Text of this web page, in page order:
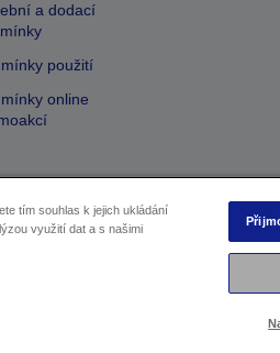
a dodací
použití
online
tím souhlas k jejich ukládání
využití dat a s našimi